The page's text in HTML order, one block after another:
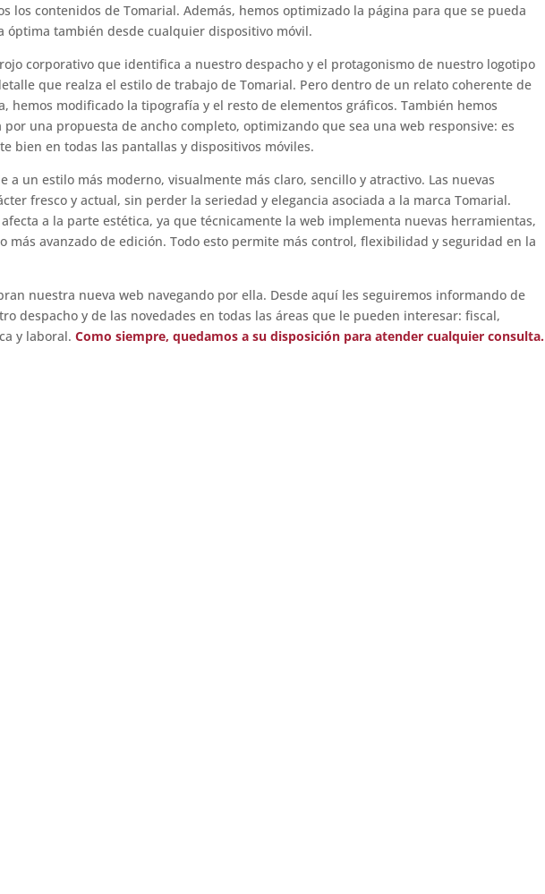
los contenidos de Tomarial. Además, hemos optimizado la página para que se pueda
óptima también desde cualquier dispositivo móvil.
corporativo que identifica a nuestro despacho y el protagonismo de nuestro logotipo
que realza el estilo de trabajo de Tomarial. Pero dentro de un relato coherente de
hemos modificado la tipografía y el resto de elementos gráficos. También hemos
una propuesta de ancho completo, optimizando que sea una web responsive: es
bien en todas las pantallas y dispositivos móviles.
a un estilo más moderno, visualmente más claro, sencillo y atractivo. Las nuevas
fresco y actual, sin perder la seriedad y elegancia asociada a la marca Tomarial.
a la parte estética, ya que técnicamente la web implementa nuevas herramientas,
más avanzado de edición. Todo esto permite más control, flexibilidad y seguridad en la
nuestra nueva web navegando por ella. Desde aquí les seguiremos informando de
despacho y de las novedades en todas las áreas que le pueden interesar: fiscal,
y laboral.Como siempre, quedamos a su disposición para atender cualquier consulta.